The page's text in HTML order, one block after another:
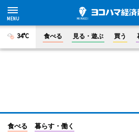
34°C 食べる 見る・遊ぶ 買う
食べる 暮らす・働く